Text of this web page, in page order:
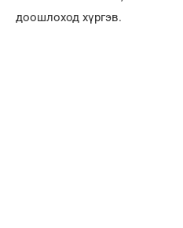
доошлоход хүргэв.